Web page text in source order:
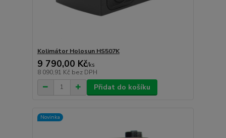
Kolimátor Holosun HS507K
9 790,00 Kč/ks
8 090,91 Kč bez DPH
Přidat do košíku
Novinka